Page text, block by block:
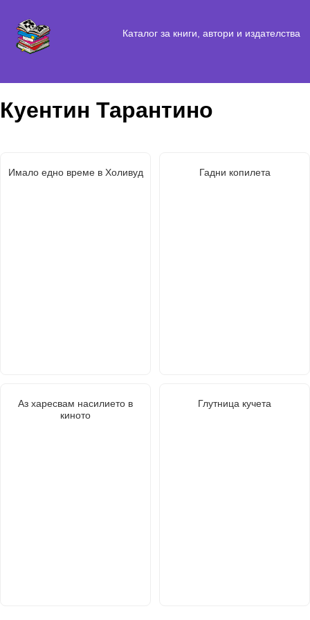
Каталог за книги, автори и издателства
Куентин Тарантино
Имало едно време в Холивуд Гадни копилета
Аз харесвам насилието в
киното
Глутница кучета